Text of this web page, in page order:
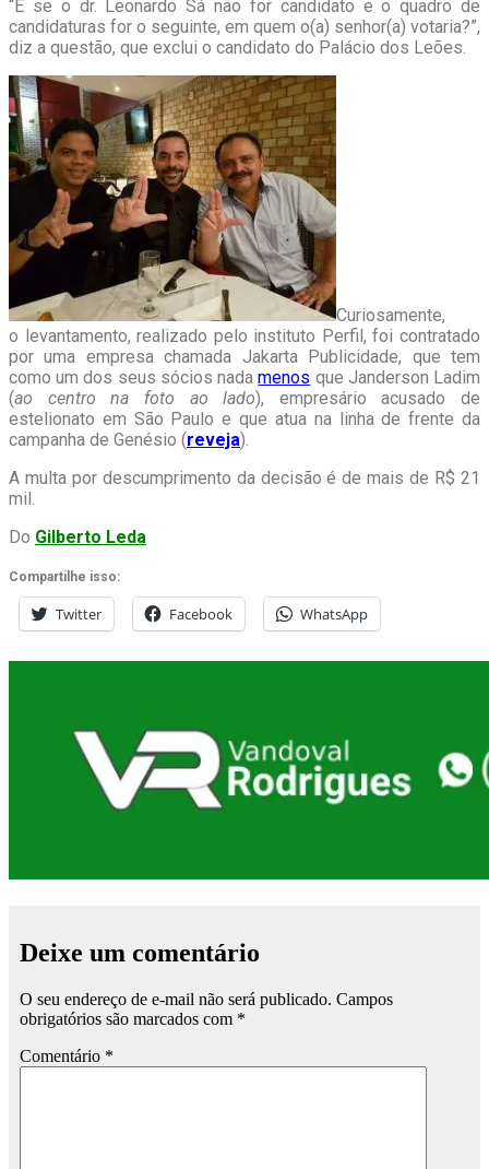
“E se o dr. Leonardo Sá não for candidato e o quadro de
candidaturas for o seguinte, em quem o(a) senhor(a) votaria?”,
diz a questão, que exclui o candidato do Palácio dos Leões.
Curiosamente,
o levantamento, realizado pelo instituto Perfil, foi contratado
por uma empresa chamada Jakarta Publicidade, que tem
como um dos seus sócios nadamenos que Janderson Ladim
(ao centro na foto ao lado), empresário acusado de
estelionato em São Paulo e que atua na linha de frente da
campanha de Genésio (reveja).
A multa por descumprimento da decisão é de mais de R$ 21
mil.
Do Gilberto Leda
Compartilhe isso:
Twitter Facebook WhatsApp
Deixe um comentário
O seu endereço de e-mail não será publicado. Campos
obrigatórios são marcados com *
Comentário *